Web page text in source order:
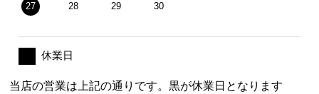
27 28 29 30
休業日
当店の営業は上記の通りです。黒が休業日となります